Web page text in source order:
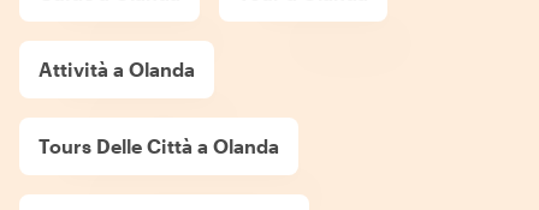
Attività a Olanda
Tours Delle Città a Olanda